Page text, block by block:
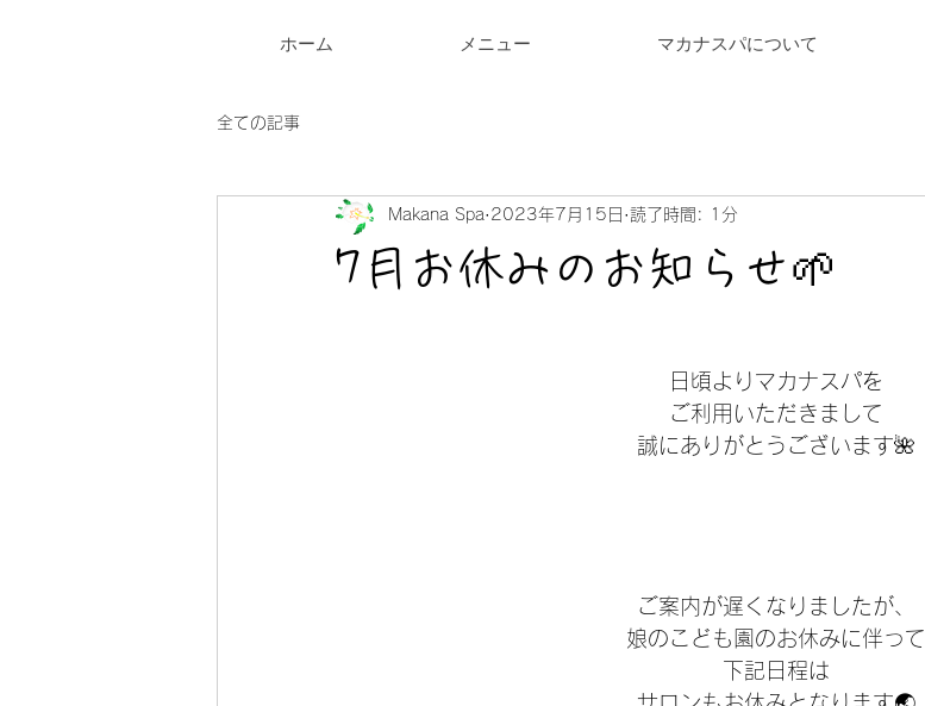
ホーム メニュー マカナスパについて
全ての記事
7月お休みのお知らせ🌱
Makana Spa 2023年7月15日 読了時間: 1分
日頃よりマカナスパを
ご利用いただきまして
誠にありがとうございます🌺
ご案内が遅くなりましたが、
娘のこども園のお休みに伴って
下記日程は